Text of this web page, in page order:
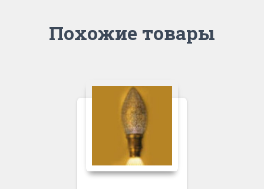
Похожие товары